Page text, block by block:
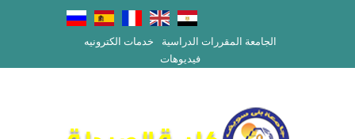
الجامعة المقررات الدراسية
خدمات الكترونيه
فيديوهات